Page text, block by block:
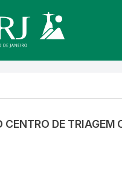
DE TRIAGEM